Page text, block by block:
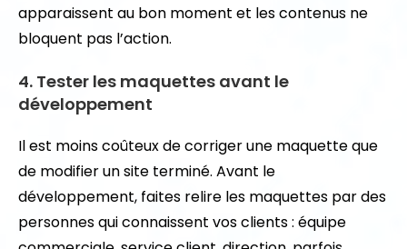
apparaissent au bon moment et les contenus ne
bloquent pas l’action.
4. Tester les maquettes avant le
développement
Il est moins coûteux de corriger une maquette que
de modifier un site terminé. Avant le
développement, faites relire les maquettes par des
personnes qui connaissent vos clients : équipe